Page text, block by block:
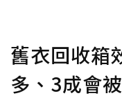
舊衣回收箱
多、3成會